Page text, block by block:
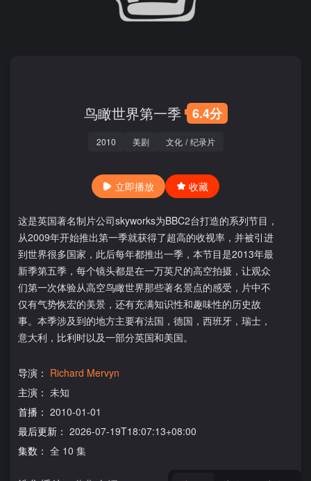
鸟瞰世界第一季 6.4分
2010 美剧 文化 / 纪录片
立即播放 收藏
这是英国著名制片公司skyworks为BBC2台打造的系列节目，
从2009年开始推出第一季就获得了超高的收视率，并被引进
到世界很多国家，此后每年都推出一季，本节目是2013年最
新季第五季，每个镜头都是在一万英尺的高空拍摄，让观众
们第一次体验从高空鸟瞰世界那些著名景点的感受，片中不
仅有气势恢宏的美景，还有充满知识性和趣味性的历史故
事。本季涉及到的地方主要有法国，德国，西班牙，瑞士，
意大利，比利时以及一部分英国和美国。
导演： Richard Mervyn
主演： 未知
首播： 2010-01-01
最后更新： 2026-07-19T18:07:13+08:00
集数： 全 10 集